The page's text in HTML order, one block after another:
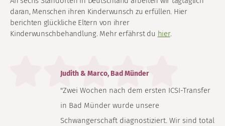
daran, Menschen ihren Kinderwunsch zu erfüllen. Hier
berichten glückliche Eltern von ihrer
Kinderwunschbehandlung. Mehr erfährst du hier.
Judith & Marco, Bad Münder
"Zwei Wochen nach dem ersten ICSI-Transfer
in Bad Münder wurde unsere
Schwangerschaft diagnostiziert. Wir sind total